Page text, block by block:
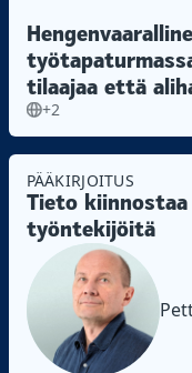
tilaajaa että
+2
PÄÄKIRJOITUS
Tieto
työntekijöitä